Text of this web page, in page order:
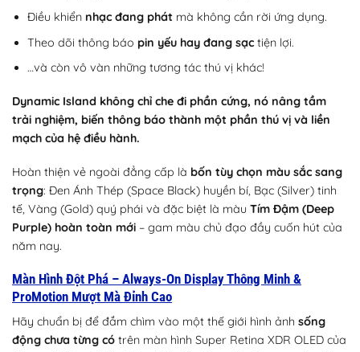
Điều khiển nhạc đang phátmà không cần rời ứng dụng.
Theo dõi thông báo pin yếu hay đang sạctiện lợi.
…và còn vô vàn những tương tác thú vị khác!
Dynamic Island không chỉ che đi phần cứng, nó nâng tầm
trải nghiệm, biến thông báo thành một phần thú vị và liền
mạch của hệ điều hành.
Hoàn thiện vẻ ngoài đẳng cấp là bốn tùy chọn màu sắc sang
trọng: Đen Ánh Thép (Space Black) huyền bí, Bạc (Silver) tinh
tế, Vàng (Gold) quý phái và đặc biệt là màu Tím Đậm (Deep
Purple) hoàn toàn mới – gam màu chủ đạo đầy cuốn hút của
năm nay.
Màn Hình Đột Phá – Always-On Display Thông Minh &
ProMotion Mượt Mà Đỉnh Cao
Hãy chuẩn bị để đắm chìm vào một thế giới hình ảnh sống
động chưa từng có trên màn hình Super Retina XDR OLED của